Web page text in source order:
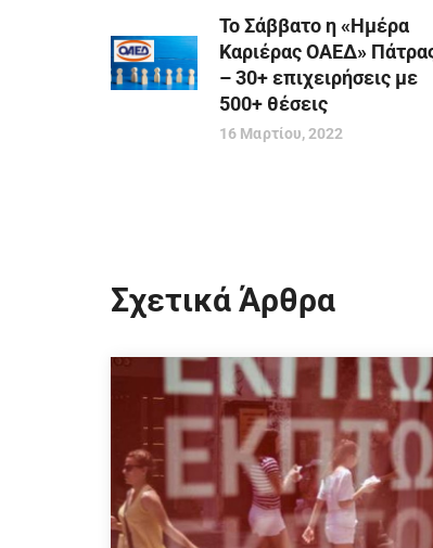
Το Σάββατο η «Ημέρα
Καριέρας ΟΑΕΔ»
– 30+ επιχειρήσεις με
500+ θέσεις
16 Μαρτίου, 2022
Σχετικά Άρθρα